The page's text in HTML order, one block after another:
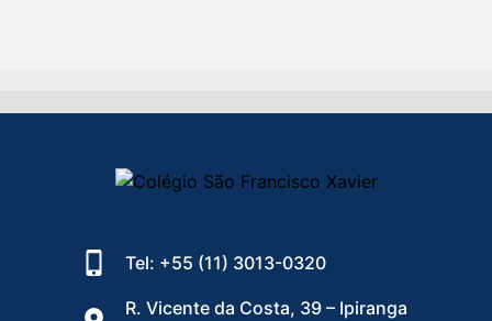
Tel: +55 (11) 3013-0320
R. Vicente da Costa, 39 – Ipiranga